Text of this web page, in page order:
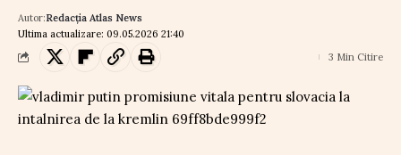
Ultima actualizare: 09.05.2026 21:40
Autor:Redacția Atlas News
3 Min Citire